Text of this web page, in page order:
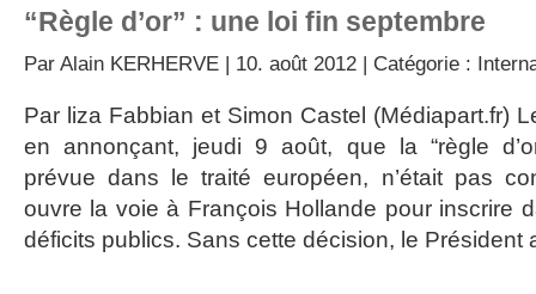
“Règle d’or” : une loi fin septembre
Par Alain KERHERVE | 10. août 2012 | Catégorie :
Par liza Fabbian et Simon Castel (Médiapart.fr)
en annonçant, jeudi 9 août, que la “règle
prévue dans le traité européen, n’était pas
ouvre la voie à François Hollande pour inscrire
déficits publics. Sans cette décision, le